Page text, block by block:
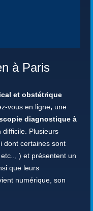
à Paris
et obstétrique
vous en ligne, une
diagnostique à
Plusieurs
dont certaines sont
) et présentent un
que leurs
numérique, son